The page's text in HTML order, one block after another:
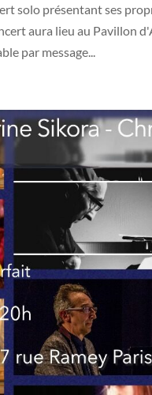
solo présentant ses
aura lieu au Pavillon
par message...